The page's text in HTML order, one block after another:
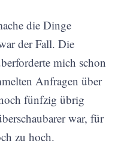
die Dinge
der Fall. Die
mich schon
Anfragen über
fünfzig übrig
war, für
zu hoch.